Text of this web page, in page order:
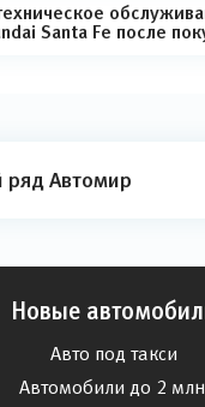
Santa Fe после
Автомир
Новые
Авто под такси
Автомобили до 2